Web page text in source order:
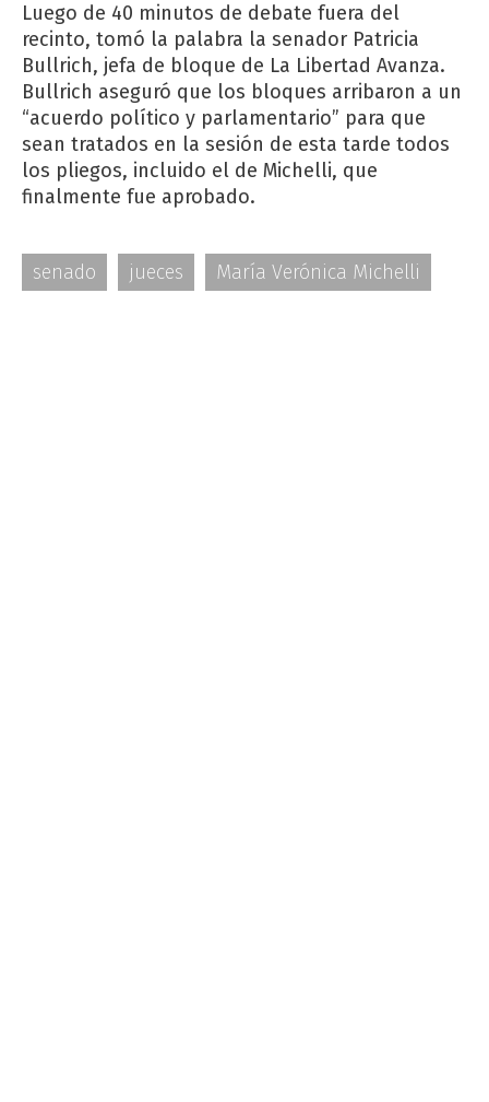
Luego de 40 minutos de debate fuera del
recinto, tomó la palabra la senador Patricia
Bullrich, jefa de bloque de La Libertad Avanza.
Bullrich aseguró que los bloques arribaron a un
“acuerdo político y parlamentario” para que
sean tratados en la sesión de esta tarde todos
los pliegos, incluido el de Michelli, que
finalmente fue aprobado.
senado jueces María Verónica Michelli